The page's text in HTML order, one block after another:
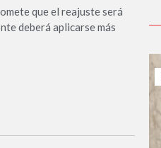
que el reajuste será
deberá aplicarse más